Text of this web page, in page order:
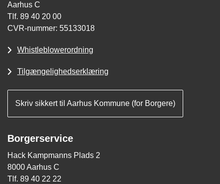
Aarhus C
Tlf. 89 40 20 00
CVR-nummer: 55133018
Whistleblowerordning
Tilgængelighedserklæring
Skriv sikkert til Aarhus Kommune (for Borgere)
Borgerservice
Hack Kampmanns Plads 2
8000 Aarhus C
Tlf. 89 40 22 22